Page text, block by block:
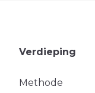
Verdieping
Methode